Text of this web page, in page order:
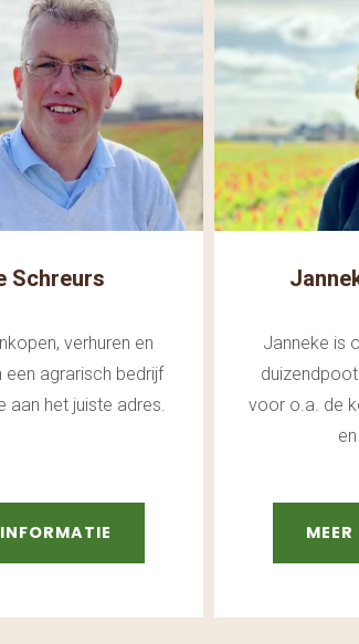
Schreurs
verhuren en
een agrarisch bedrijf
aan het juiste adres.
Janneke is
voor o.a. de